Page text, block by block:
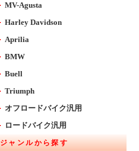
MV-Agusta
Harley Davidson
Aprilia
BMW
Buell
Triumph
オフロードバイク汎用
ロードバイク汎用
ジャンルから探す